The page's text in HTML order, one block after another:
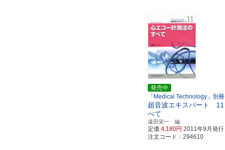
発売中
「Medical Technology」別冊
超音波エキスパート 11
べて
遠田栄一 編
定価 4,180円 2011年9月発行
注文コード：294610